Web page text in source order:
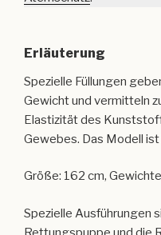
Erläuterung
Spezielle Füllungen
Gewicht und vermitteln
Elastizität des
Gewebes. Das Modell
Größe: 162 cm,
Spezielle Ausführungen